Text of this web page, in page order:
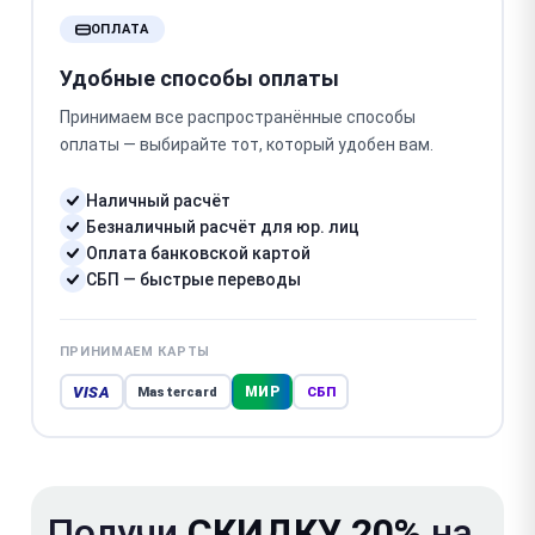
ОПЛАТА
Удобные способы оплаты
Принимаем все распространённые способы
оплаты — выбирайте тот, который удобен вам.
Наличный расчёт
Безналичный расчёт для юр. лиц
Оплата банковской картой
СБП — быстрые переводы
ПРИНИМАЕМ КАРТЫ
VISA Mastercard МИР СБП